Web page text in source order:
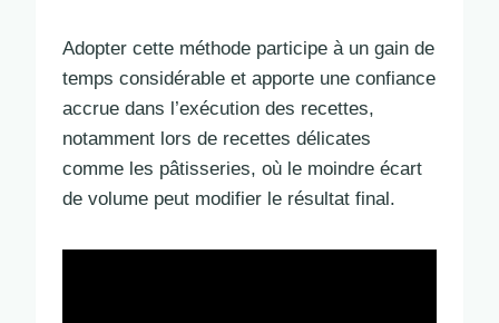
Adopter cette méthode participe à un gain de
temps considérable et apporte une confiance
accrue dans l’exécution des recettes,
notamment lors de recettes délicates
comme les pâtisseries, où le moindre écart
de volume peut modifier le résultat final.